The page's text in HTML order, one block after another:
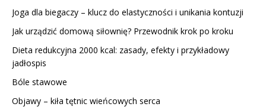
Joga dla biegaczy – klucz do elastyczności i unikania kontuzji
Jak urządzić domową siłownię? Przewodnik krok po kroku
Dieta redukcyjna 2000 kcal: zasady, efekty i przykładowy
jadłospis
Bóle stawowe
Objawy – kiła tętnic wieńcowych serca